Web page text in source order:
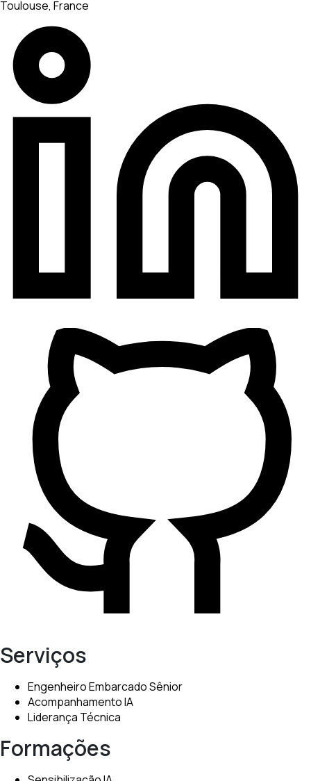
Toulouse, France
Serviços
Engenheiro Embarcado Sênior
Acompanhamento IA
Liderança Técnica
Formações